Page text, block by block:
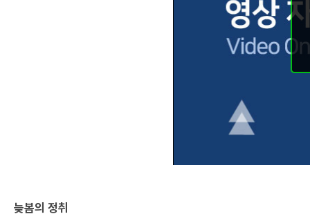
늦봄의 정취